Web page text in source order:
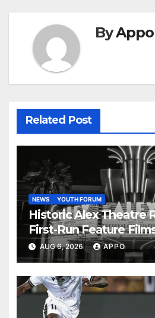
ByAppo
Related Post
NEWS YOUTH FORUM
Historic Alex Theatre
First-Run Feature
AUG 6, 2026 APPO